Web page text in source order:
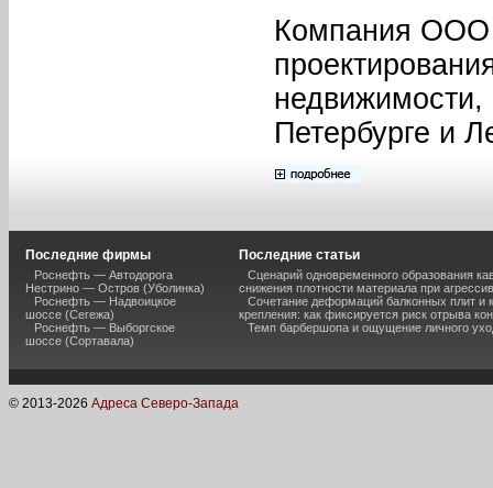
Компания ООО
недвижимости,
Петербурге и
Последние фирмы
Роснефть — Автодорога
Нестрино — Остров (Уболинка)
Роснефть — Надвоицкое
шоссе (Сегежа)
Роснефть — Выборгское
шоссе (Сортавала)
Последние статьи
Сценарий одновременного образования
снижения плотности материала при
Сочетание деформаций балконных плит и
крепления: как фиксируется риск отрыва
Темп барбершопа и ощущение личного
© 2013-2026 Адреса Северо-Запада